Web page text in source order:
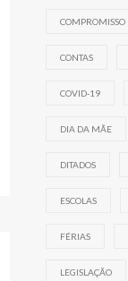
COMPROMISSO
CONTAS
COVID-19
DIA DA MÃE
DITADOS
ESCOLAS
FÉRIAS
LEGISLAÇÃO